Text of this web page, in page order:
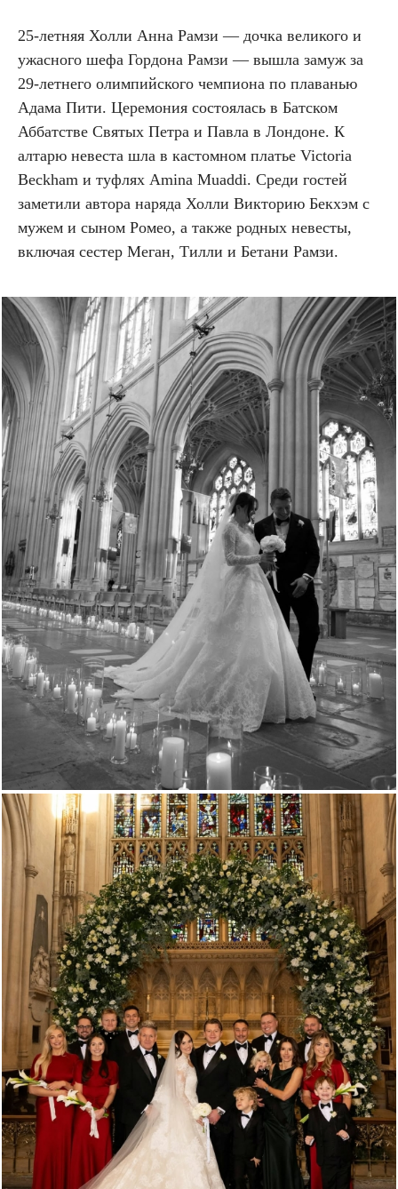
25-летняя Холли Анна Рамзи — дочка великого и
ужасного шефа Гордона Рамзи — вышла замуж за
29-летнего олимпийского чемпиона по плаванью
Адама Пити. Церемония состоялась в Батском
Аббатстве Святых Петра и Павла в Лондоне. К
алтарю невеста шла в кастомном платье Victoria
Beckham и туфлях Amina Muaddi. Среди гостей
заметили автора наряда Холли Викторию Бекхэм с
мужем и сыном Ромео, а также родных невесты,
включая сестер Меган, Тилли и Бетани Рамзи.